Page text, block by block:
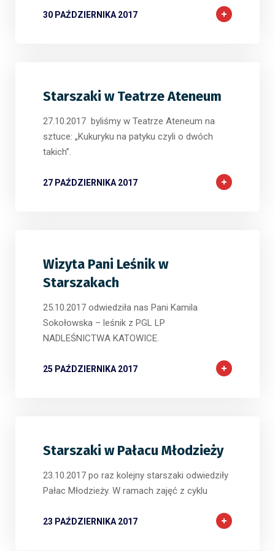
30 PAŹDZIERNIKA 2017
Starszaki w Teatrze Ateneum
27.10.2017 byliśmy w Teatrze Ateneum na
sztuce: „Kukuryku na patyku czyli o dwóch
takich”.
27 PAŹDZIERNIKA 2017
Wizyta Pani Leśnik w
Starszakach
25.10.2017 odwiedziła nas Pani Kamila
Sokołowska – leśnik z PGL LP
NADLEŚNICTWA KATOWICE.
25 PAŹDZIERNIKA 2017
Starszaki w Pałacu Młodzieży
23.10.2017 po raz kolejny starszaki odwiedziły
Pałac Młodzieży. W ramach zajęć z cyklu
23 PAŹDZIERNIKA 2017